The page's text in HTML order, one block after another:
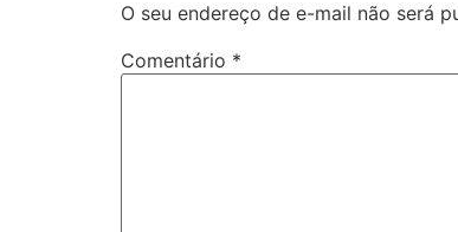
O seu endereço de e-mail não será
Comentário *